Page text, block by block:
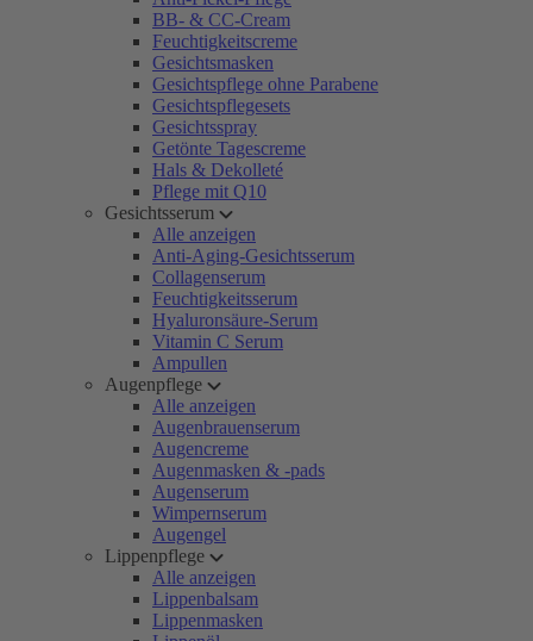
BB- & CC-Cream
Feuchtigkeitscreme
Gesichtsmasken
Gesichtspflege ohne Parabene
Gesichtspflegesets
Gesichtsspray
Getönte Tagescreme
Hals & Dekolleté
Pflege mit Q10
Gesichtsserum
Alle anzeigen
Anti-Aging-Gesichtsserum
Collagenserum
Feuchtigkeitsserum
Hyaluronsäure-Serum
Vitamin C Serum
Ampullen
Augenpflege
Alle anzeigen
Augenbrauenserum
Augencreme
Augenmasken & -pads
Augenserum
Wimpernserum
Augengel
Lippenpflege
Alle anzeigen
Lippenbalsam
Lippenmasken